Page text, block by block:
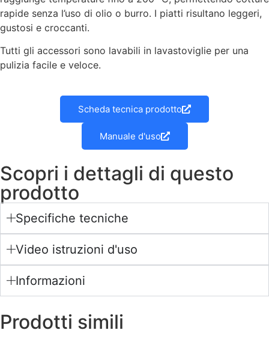
rapide senza l’uso di olio o burro. I piatti risultano leggeri,
gustosi e croccanti.
Tutti gli accessori sono lavabili in lavastoviglie per una
pulizia facile e veloce.
Scheda tecnica prodotto
Manuale d'uso
Scopri i dettagli di questo
prodotto
Specifiche tecniche
Video istruzioni d'uso
Informazioni
Prodotti simili